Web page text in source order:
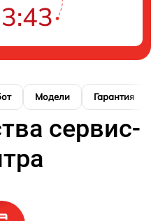
Модели Гарантия
сервис-